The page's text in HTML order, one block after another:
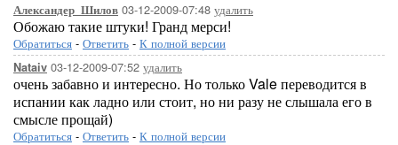
Александер_Шилов 03-12-2009-07:48 удалить
Обожаю такие штуки! Гранд мерси!
Обратиться - Ответить - К полной версии
Nataiv 03-12-2009-07:52 удалить
очень забавно и интересно. Но только Vale переводится в
испании как ладно или стоит, но ни разу не слышала его в
смысле прощай)
Обратиться - Ответить - К полной версии